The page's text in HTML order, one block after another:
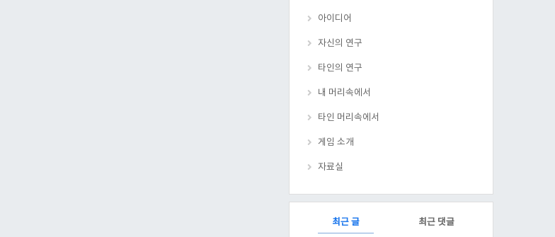
아이디어
자신의 연구
타인의 연구
내 머리속에서
타인 머리속에서
게임 소개
자료실
RECENTLY최근 글 최근 댓글